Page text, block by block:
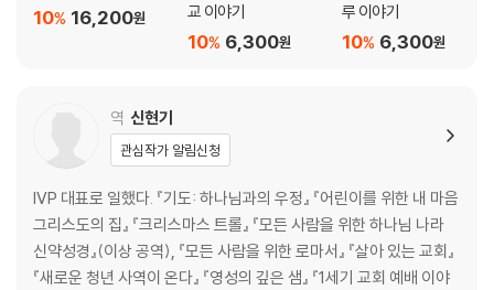
16,200원
10%
교 이야기
6,300원
10%
루 이야기
6,300원
10%
역 신현기
관심작가 알림신청
IVP 대표로 일했다. 『기도: 하나님과의 우정』 『어린이를 위한 내 마음
그리스도의 집』 『크리스마스 트롤』 『모든 사람을 위한 하나님 나라
신약성경』(이상 공역), 『모든 사람을 위한 로마서』 『살아 있는 교회』
『새로운 청년 사역이 온다』 『영성의 깊은 샘』 『1세기 교회 예배 이야